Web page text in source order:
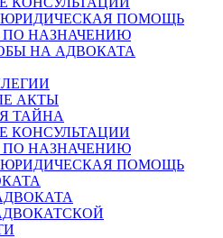
ЮРИДИЧЕСКАЯ ПОМОЩЬ
ПО НАЗНАЧЕНИЮ
НА АДВОКАТА
АКТЫ
ТАЙНА
КОНСУЛЬТАЦИИ
ПО НАЗНАЧЕНИЮ
ЮРИДИЧЕСКАЯ ПОМОЩЬ